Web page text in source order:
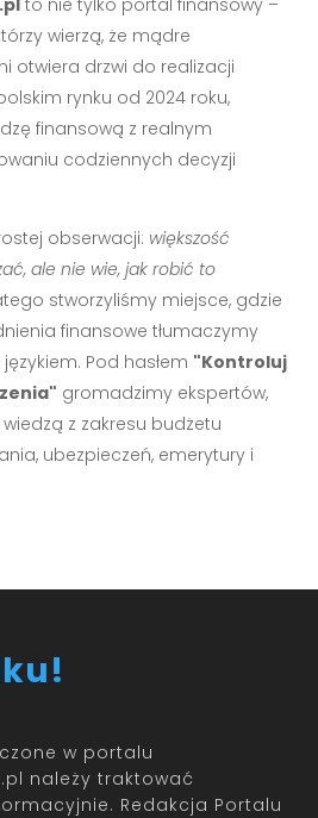
wierzą, że mądre
otwiera drzwi do realizacji
rynku od 2024 roku,
finansową z realnym
codziennych decyzji
obserwacji: większość
ale nie wie, jak robić to
stworzyliśmy miejsce, gdzie
finansowe tłumaczymy
Pod hasłem "Kontroluj
gromadzimy ekspertów,
z zakresu budżetu
ubezpieczeń, emerytury i
w portalu
należy traktować
Redakcja Portalu